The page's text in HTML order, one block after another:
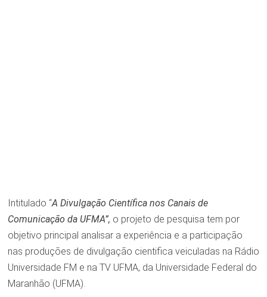
Intitulado “A Divulgação Científica nos Canais de
Comunicação da UFMA”, o projeto de pesquisa tem por
objetivo principal analisar a experiência e a participação
nas produções de divulgação cientifica veiculadas na Rádio
Universidade FM e na TV UFMA, da Universidade Federal do
Maranhão (UFMA).